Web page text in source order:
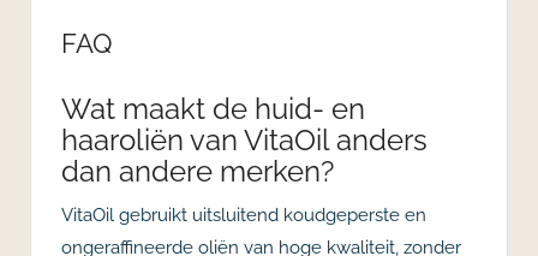
FAQ
Wat maakt de huid- en
haaroliën van VitaOil anders
dan andere merken?
VitaOil gebruikt uitsluitend koudgeperste en
ongeraffineerde oliën van hoge kwaliteit, zonder